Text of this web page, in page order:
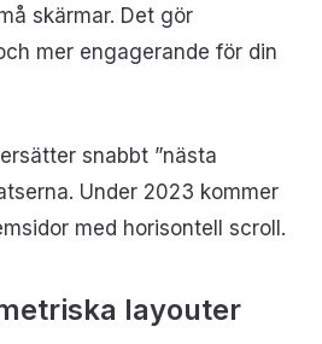
skärmar. Det gör
mer engagerande för din
snabbt ”nästa
Under 2023 kommer
med horisontell scroll.
layouter